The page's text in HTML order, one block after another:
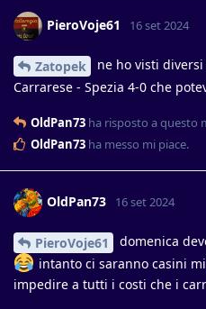
PieroVoje61 16 set 2024
Zatopek
ne ho visti
Carrarese - Spezia 4-0 che
OldPan73 ha risposto a questo
OldPan73 ha messo mi piace.
OldPan73 16 set 2024
PieroVoje61
domenica
intanto ci saranno casini
impedire a tutti i costi che i